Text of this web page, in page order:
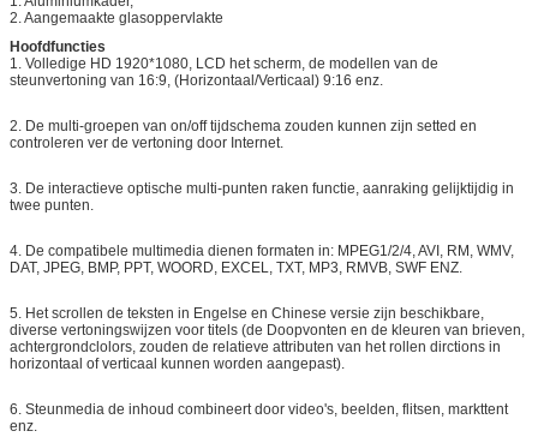
2. Aangemaakte glasoppervlakte
Hoofdfuncties
1. Volledige HD 1920*1080, LCD het scherm, de modellen van de
steunvertoning van 16:9, (Horizontaal/Verticaal) 9:16 enz.
2. De multi-groepen van on/off tijdschema zouden kunnen zijn setted en
controleren ver de vertoning door Internet.
3. De interactieve optische multi-punten raken functie, aanraking gelijktijdig in
twee punten.
4. De compatibele multimedia dienen formaten in: MPEG1/2/4, AVI, RM, WMV,
DAT, JPEG, BMP, PPT, WOORD, EXCEL, TXT, MP3, RMVB, SWF ENZ.
5. Het scrollen de teksten in Engelse en Chinese versie zijn beschikbare,
diverse vertoningswijzen voor titels (de Doopvonten en de kleuren van brieven,
achtergrondclolors, zouden de relatieve attributen van het rollen dirctions in
horizontaal of verticaal kunnen worden aangepast).
6. Steunmedia de inhoud combineert door video's, beelden, flitsen, markttent
enz.